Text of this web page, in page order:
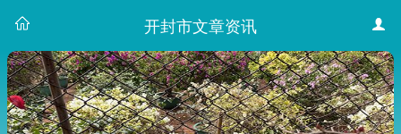
开封市文章资讯